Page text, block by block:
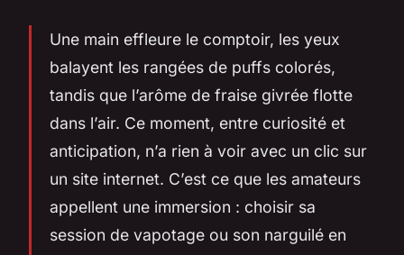
Une main effleure le comptoir, les yeux
balayent les rangées de puffs colorés,
tandis que l’arôme de fraise givrée flotte
dans l’air. Ce moment, entre curiosité et
anticipation, n’a rien à voir avec un clic sur
un site internet. C’est ce que les amateurs
appellent une immersion : choisir sa
session de vapotage ou son narguilé en